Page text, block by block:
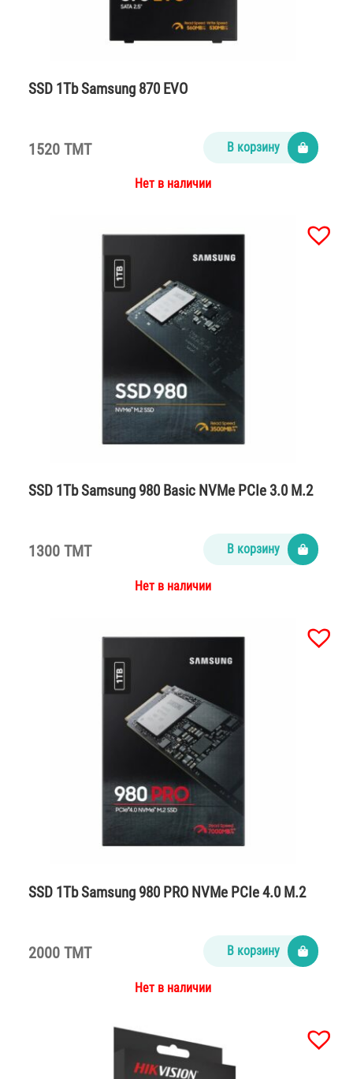
SSD 1Tb Samsung 870 EVO
1520 TMT В корзину
Нет в наличии
SSD 1Tb Samsung 980 Basic NVMe PCIe 3.0 M.2
1300 TMT В корзину
Нет в наличии
SSD 1Tb Samsung 980 PRO NVMe PCIe 4.0 M.2
2000 TMT В корзину
Нет в наличии